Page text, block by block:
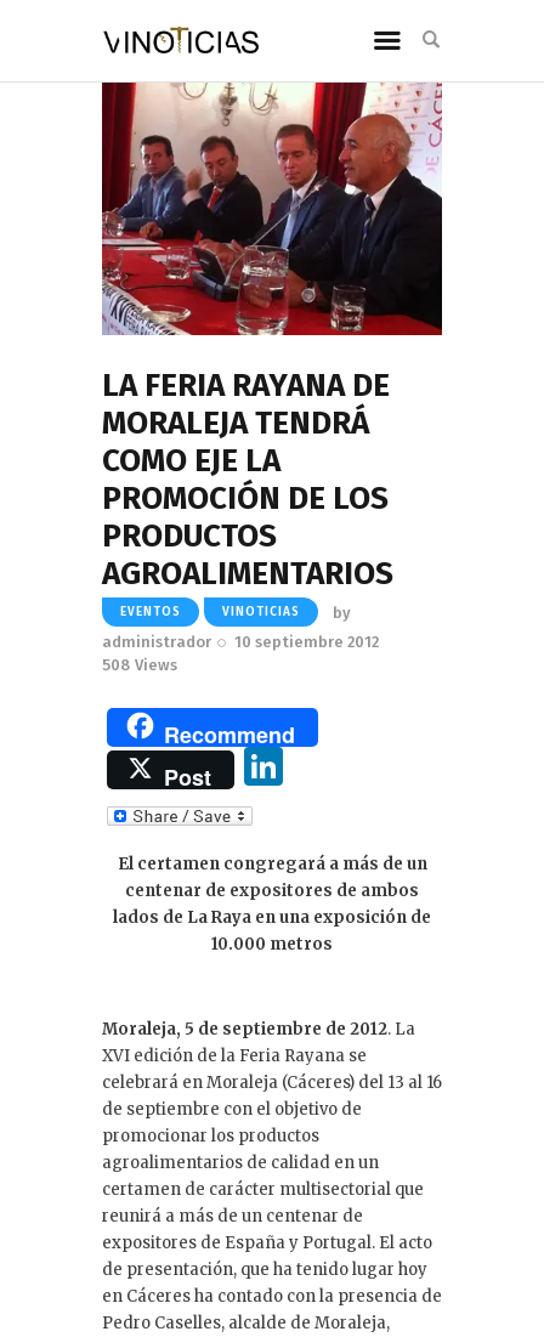
LA FERIA RAYANA DE
MORALEJA TENDRÁ
COMO EJE LA
PROMOCIÓN DE LOS
PRODUCTOS
AGROALIMENTARIOS
EVENTOS VINOTICIAS
by
administrador
10 septiembre 2012
508 Views
Recommend
Post
e
dI
n
El certamen congregará a más de un
centenar de expositores de ambos
lados de La Raya en una exposición de
10.000 metros
Moraleja, 5 de septiembre de 2012. La
XVI edición de la Feria Rayana se
celebrará en Moraleja (Cáceres) del 13 al 16
de septiembre con el objetivo de
promocionar los productos
agroalimentarios de calidad en un
certamen de carácter multisectorial que
reunirá a más de un centenar de
expositores de España y Portugal. El acto
de presentación, que ha tenido lugar hoy
en Cáceres ha contado con la presencia de
Pedro Caselles, alcalde de Moraleja,